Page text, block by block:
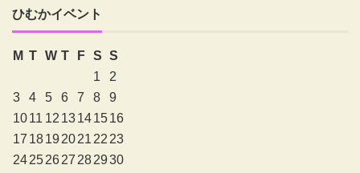
ひむかイベント
M T W T F S S
1
2
3
4 5 6 7 8
9
1011 12 13141516
17 181920212223
24252627282930